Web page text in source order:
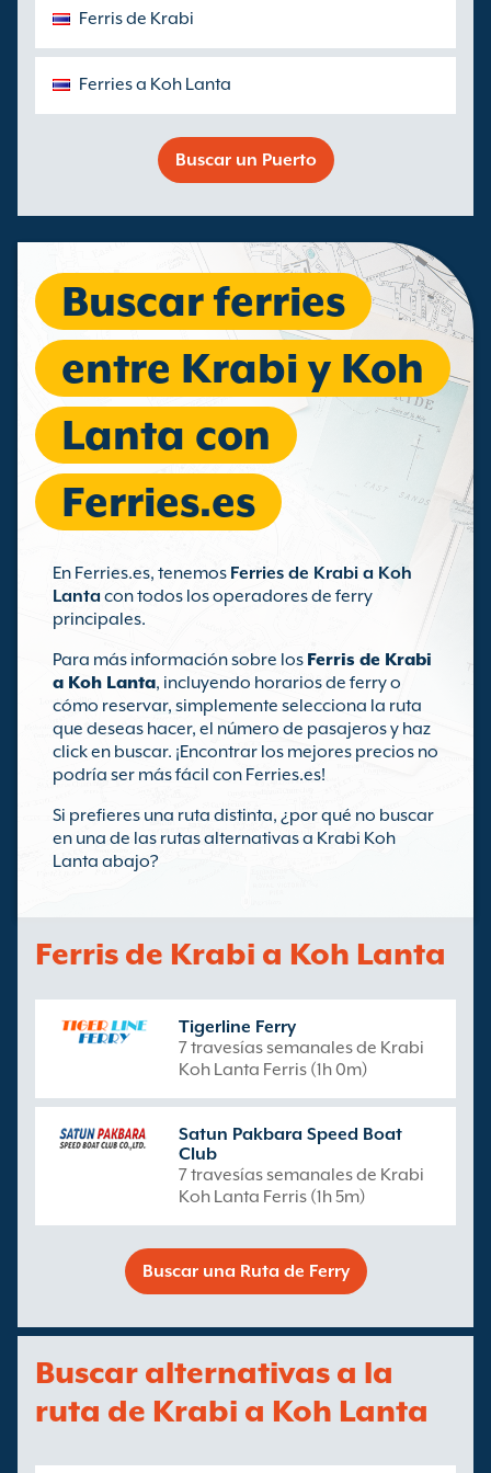
Ferris de Krabi
Ferries a Koh Lanta
Buscar un Puerto
Buscar ferries
entre Krabi y Koh
Lanta con
Ferries.es
En Ferries.es, tenemos Ferries de Krabi a Koh
Lanta con todos los operadores de ferry
principales.
Para más información sobre los Ferris de Krabi
a Koh Lanta, incluyendo horarios de ferry o
cómo reservar, simplemente selecciona la ruta
que deseas hacer, el número de pasajeros y haz
click en buscar. ¡Encontrar los mejores precios no
podría ser más fácil con Ferries.es!
Si prefieres una ruta distinta, ¿por qué no buscar
en una de las rutas alternativas a Krabi Koh
Lanta abajo?
Ferris de Krabi a Koh Lanta
Tigerline Ferry
7 travesías semanales de Krabi
Koh Lanta Ferris (1h 0m)
Satun Pakbara Speed Boat
Club
7 travesías semanales de Krabi
Koh Lanta Ferris (1h 5m)
Buscar una Ruta de Ferry
Buscar alternativas a la
ruta de Krabi a Koh Lanta